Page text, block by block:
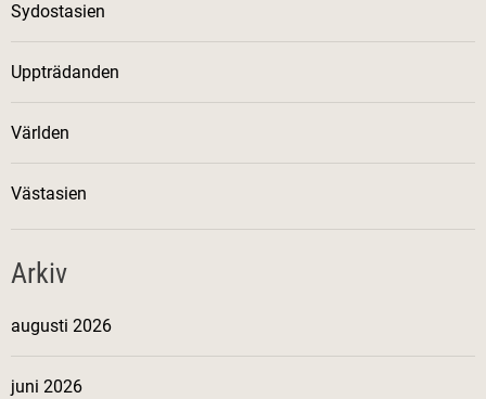
Sydostasien
Uppträdanden
Världen
Västasien
Arkiv
augusti 2026
juni 2026